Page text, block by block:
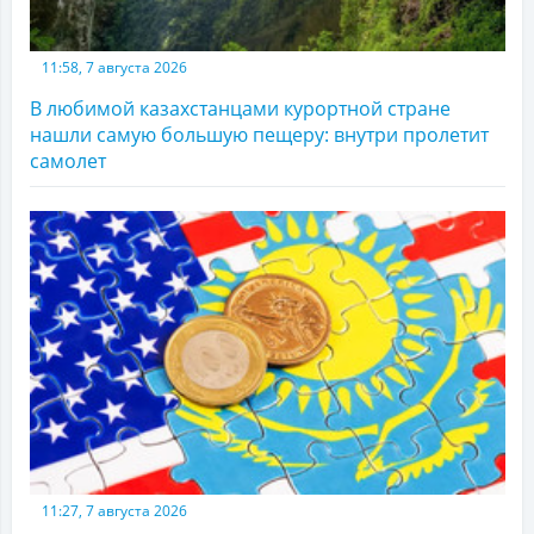
11:58, 7 августа 2026
В любимой казахстанцами курортной стране
нашли самую большую пещеру: внутри пролетит
самолет
11:27, 7 августа 2026